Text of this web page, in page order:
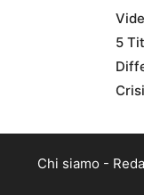
5
Crisi
Chi siamo -